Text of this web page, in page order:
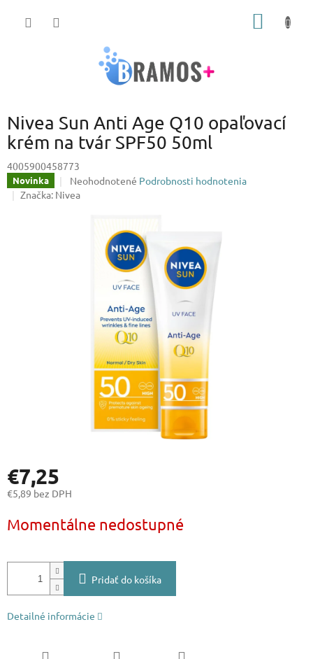
Nivea Sun Anti Age Q10 opaľovací
krém na tvár SPF50 50ml
4005900458773
Novinka
Priemerné
hodnotenie
hviezdičiek.
Neohodnotené Podrobnosti hodnotenia
Značka: Nivea
€7,25
€5,89 bez DPH
cena:
Momentálne nedostupné
Pridať do košíka
Detailné informácie